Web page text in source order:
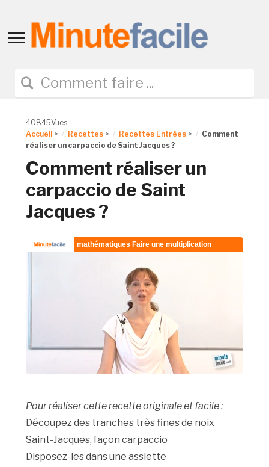
Toggle
navigation
40845Vues
Accueil > Recettes > Recettes Entrées >
Comment
réaliser un carpaccio de Saint Jacques ?
Comment réaliser un
carpaccio de Saint
Jacques ?
Pour réaliser cette recette originale et facile :
Découpez des tranches très fines de noix
Saint-Jacques, façon carpaccio
Disposez-les dans une assiette